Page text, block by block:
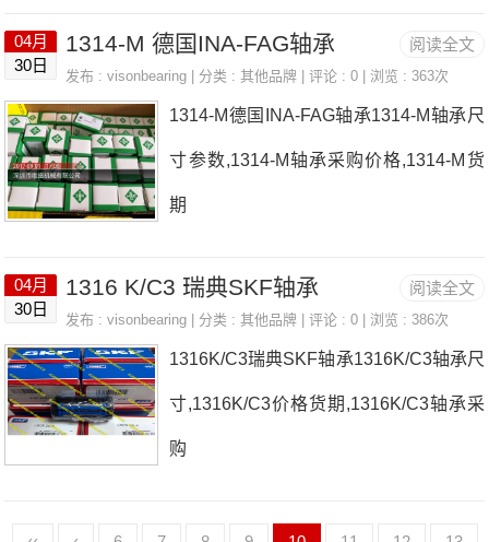
阅读全文
04月
30日
1314-M 德国INA-FAG轴承
发布 :visonbearing | 分类 :其他品牌 | 评论 : 0 | 浏览 : 363次
1314-M德国INA-FAG轴承1314-M轴承尺
寸参数,1314-M轴承采购价格,1314-M货
期
阅读全文
04月
30日
1316 K/C3 瑞典SKF轴承
发布 :visonbearing | 分类 :其他品牌 | 评论 : 0 | 浏览 : 386次
1316K/C3瑞典SKF轴承1316K/C3轴承尺
寸,1316K/C3价格货期,1316K/C3轴承采
购